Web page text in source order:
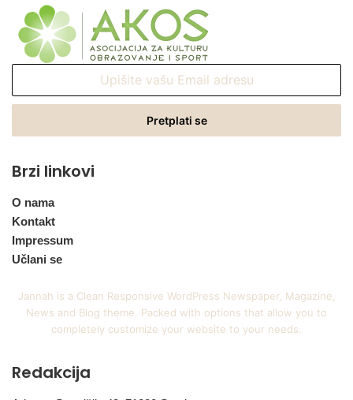
Email
Brzi linkovi
O nama
Kontakt
Impressum
Učlani se
Jannah is a Clean Responsive WordPress Newspaper, Magazine,
News and Blog theme. Packed with options that allow you to
completely customize your website to your needs.
Redakcija